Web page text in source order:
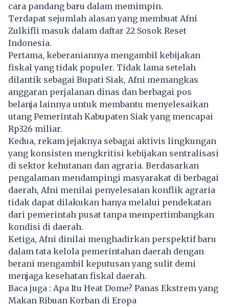
cara pandang baru dalam memimpin.
Terdapat sejumlah alasan yang membuat Afni
Zulkifli masuk dalam daftar 22 Sosok Reset
Indonesia.
Pertama, keberaniannya mengambil kebijakan
fiskal yang tidak populer. Tidak lama setelah
dilantik sebagai Bupati Siak, Afni memangkas
anggaran perjalanan dinas dan berbagai pos
belanja lainnya untuk membantu menyelesaikan
utang Pemerintah Kabupaten Siak yang mencapai
Rp326 miliar.
Kedua, rekam jejaknya sebagai aktivis lingkungan
yang konsisten mengkritisi kebijakan sentralisasi
di sektor kehutanan dan agraria. Berdasarkan
pengalaman mendampingi masyarakat di berbagai
daerah, Afni menilai penyelesaian konflik agraria
tidak dapat dilakukan hanya melalui pendekatan
dari pemerintah pusat tanpa mempertimbangkan
kondisi di daerah.
Ketiga, Afni dinilai menghadirkan perspektif baru
dalam tata kelola pemerintahan daerah dengan
berani mengambil keputusan yang sulit demi
menjaga kesehatan fiskal daerah.
Baca juga : Apa Itu Heat Dome? Panas Ekstrem yang
Makan Ribuan Korban di Eropa